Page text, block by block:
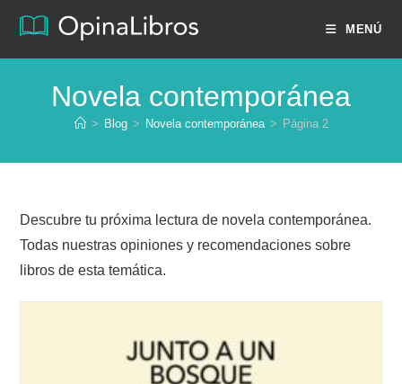
MENÚ
Novela contemporánea
> Blog > Novela contemporánea > Página 2
Descubre tu próxima lectura de novela contemporánea.
Todas nuestras opiniones y recomendaciones sobre
libros de esta temática.